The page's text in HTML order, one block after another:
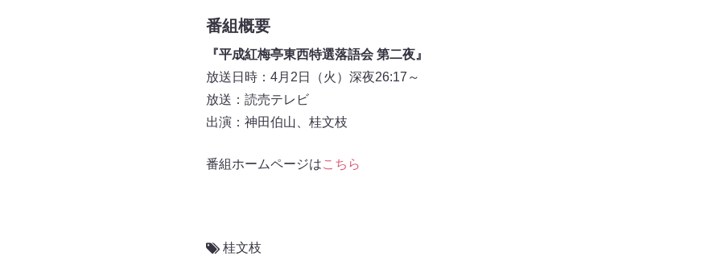
番組概要
『平成紅梅亭東西特選落語会 第二夜』
放送日時：4月2日（火）深夜26:17～
放送：読売テレビ
出演：神田伯山、桂文枝
番組ホームページはこちら
桂文枝